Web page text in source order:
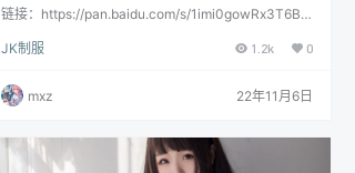
链接：https://pan.baidu.com/s/1imi0gowRx3T6Bc
JK制服
1.2k 0
mxz 22年11月6日